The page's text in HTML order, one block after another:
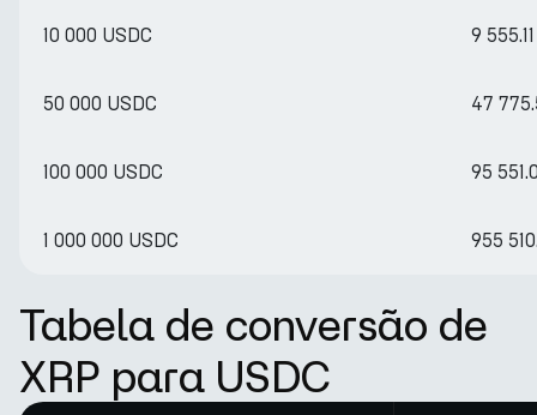
10 000 USDC 9
50 000 USDC 47
100 000 USDC 95
1 000 000 USDC 955
Tabela de conversão de
XRP para USDC